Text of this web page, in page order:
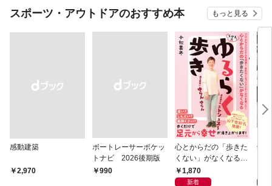
スポーツ・アウトドアのおすすめ本 もっと見る
感動建築
￥2,970
ボートレーサーポケッ
トナビ 2026後期版
￥990
心とからだの「歩きた
くない」がなくなる
らせん流 ゆるらく歩
き
1,870
新着
剣